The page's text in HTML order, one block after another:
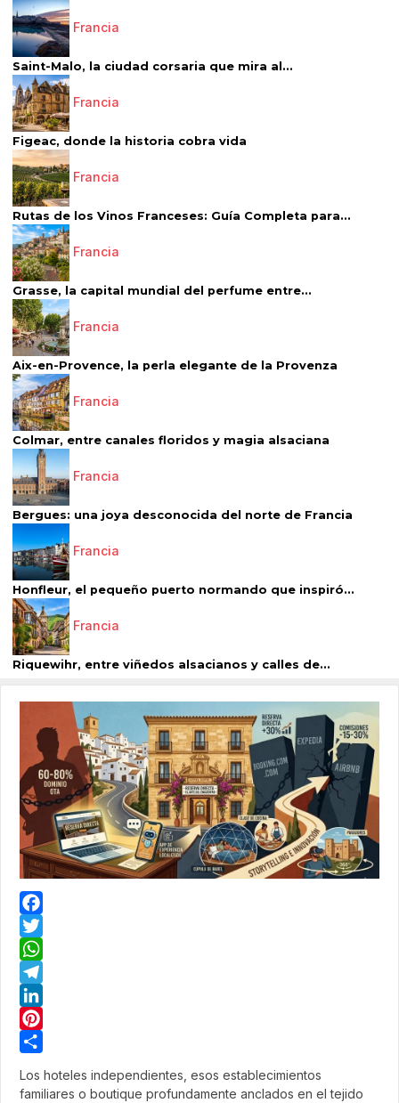
Francia
Saint-Malo, la ciudad corsaria que mira al...
Francia
Figeac, donde la historia cobra vida
Francia
Rutas de los Vinos Franceses: Guía Completa para...
Francia
Grasse, la capital mundial del perfume entre...
Francia
Aix-en-Provence, la perla elegante de la Provenza
Francia
Colmar, entre canales floridos y magia alsaciana
Francia
Bergues: una joya desconocida del norte de Francia
Francia
Honfleur, el pequeño puerto normando que inspiró...
Francia
Riquewihr, entre viñedos alsacianos y calles de...
Facebook
Twitter
WhatsApp
Telegram
LinkedIn
Pinterest
Los hoteles independientes, esos establecimientos
familiares o boutique profundamente anclados en el tejido